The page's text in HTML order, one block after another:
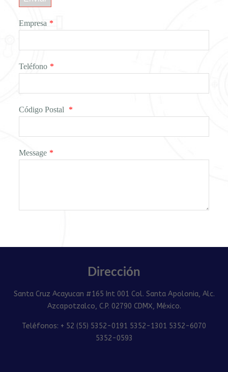
Empresa *
Teléfono *
Código Postal *
Message *
Dirección
Santa Cruz Acayucan #165 Int 001 Col. Santa Apolonia, Alc.
Azcapotzalco, C.P. 02790 CDMX, México.
Teléfonos: + 52 (55) 5352-0191 5352-1301 5352-6070
5352-0593